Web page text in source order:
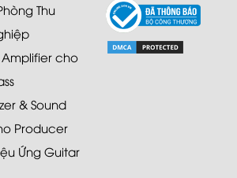
Thu
cho
& Sound
Producer
Ứng Guitar